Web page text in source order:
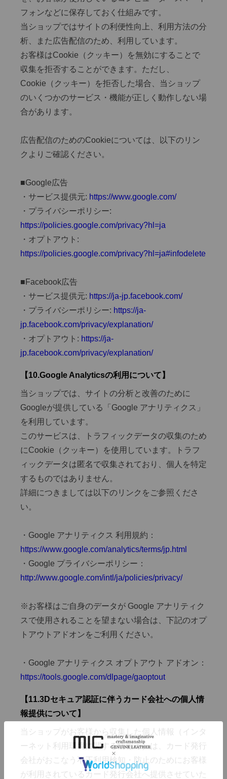
フォンなどに保存しておく仕組みです。
当ショップではサイトの利便性向上、利用方法の分
析、また広告配信のため、利用しています。
お客様はCookie（クッキー）を無効にすることで
収集を拒否することができます。ただし、
Cookie（クッキー）を拒否した場合、当ショップ
のいくつかのサービス・機能が正しく動作しない場
合があります。
広告配信のためのCookieについては、以下のリン
クよりご確認ください。
■Google広告
・サービス提供元: https://www.google.com/
・プライバシーポリシー:
https://policies.google.com/privacy?hl=ja
・オプトアウト:
https://policies.google.com/privacy?hl=ja#infodelete
■Facebook広告
・サービス提供元: https://ja-jp.facebook.com/
・プライバシーポリシー: https://ja-
jp.facebook.com/privacy/explanation/
・オプトアウト: https://ja-
jp.facebook.com/privacy/explanation/
【10.Google Analyticsの利用について】
当ショップでは、サイトの分析と改善のために
Googleが提供している「Google アナリティクス」
を利用しています。
このサービスは、トラフィックデータの収集のため
にCookie（クッキー）を使用しています。トラフ
ィックデータは匿名で収集されており、個人を特定
するものではありません。
詳細につきましては以下のリンクをご参照くださ
い。
・Google アナリティクス 利用規約：
https://www.google.com/analytics/terms/jp.html
・Google プライバシーポリシー：
http://www.google.com/intl/ja/policies/privacy/
※お客様はご自身のデータが Google アナリティク
スで使用されることを望まない場合は、下記のオプ
トアウトアドオンをご利用ください。
・Google アナリティクス オプトアウト アドオン：
https://tools.google.com/dlpage/gaoptout
【11.3Dセキュア認証に伴うカード会社への個人情
報提供について】
当ショップがお客様から収集した個人情報（インタ
ーネット利用環境に関する情報等）は、カード発行
会社がおこなう不正利用検知・防止のためにお客様
が利用されているカード発行会社へ提供させていた